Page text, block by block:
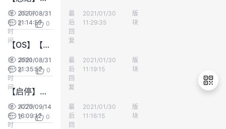
发
布
时
间
2020/08/31
21:14:59
最
后
回
复
匿名用户群体
2021/01/30
11:29:35
版
块
3044
2
0
【OS】【CPU】单节点CPU高？是不是很多getClientInfo进程
发
布
时
间
2020/08/31
21:35:52
最
后
回
复
匿名用户群体
2021/01/30
11:19:15
版
块
2691
3
0
【启停】界面实例启动失败，后台集群状态正常
发
布
时
2020/09/14
16:09:12
最
后
回
匿名用户群体
2021/01/30
11:16:15
版
块
4279
2
0